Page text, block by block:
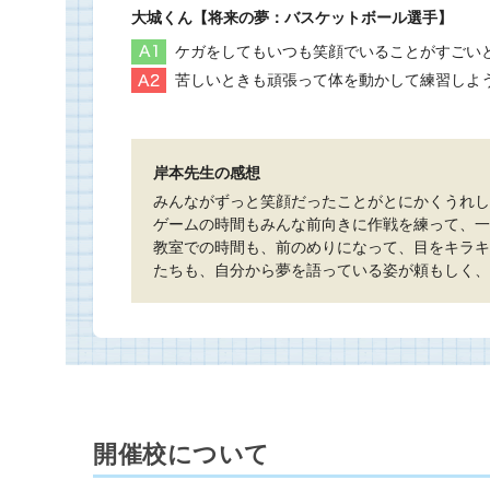
大城くん【将来の夢：バスケットボール選手】
ケガをしてもいつも笑顔でいることがすごい
苦しいときも頑張って体を動かして練習しよ
岸本先生の感想
みんながずっと笑顔だったことがとにかくうれ
ゲームの時間もみんな前向きに作戦を練って、
教室での時間も、前のめりになって、目をキラ
たちも、自分から夢を語っている姿が頼もしく
開催校について